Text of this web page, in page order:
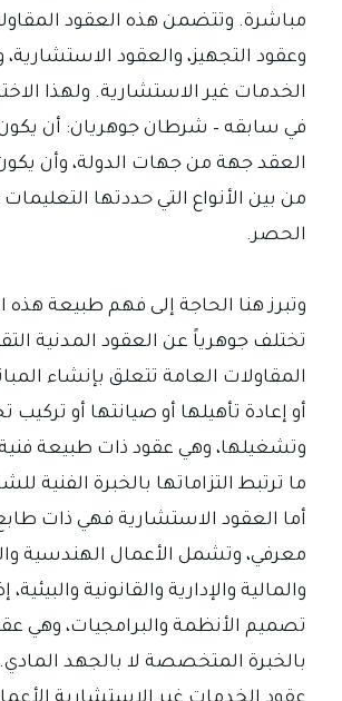
مباشرة. وتتضمن هذه العقود
وعقود التجهيز، والعقود الاستشارية،
الخدمات غير الاستشارية. ولهذا
في سابقه – شرطان جوهريان: أن
العقد جهة من جهات الدولة، وأن
من بين الأنواع التي حددتها
الحصر.
وتبرز هنا الحاجة إلى فهم طبيعة هذه
تختلف جوهرياً عن العقود المدنية
المقاولات العامة تتعلق بإنشاء
أو إعادة تأهيلها أو صيانتها أو تركيب
وتشغيلها، وهي عقود ذات طبيعة فنية
ما ترتبط التزاماتها بالخبرة الفنية
أما العقود الاستشارية فهي ذات
معرفي، وتشمل الأعمال الهندسية
والمالية والإدارية والقانونية
تصميم الأنظمة والبرامجيات، وهي
بالخبرة المتخصصة لا بالجهد